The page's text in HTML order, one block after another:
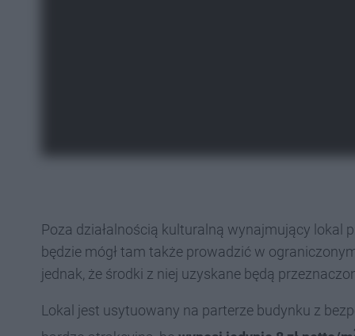
Poza działalnością kulturalną wynajmujący lokal
będzie mógł tam także prowadzić w
jednak, że środki z niej uzyskane będą
Lokal jest usytuowany na parterze budynku z